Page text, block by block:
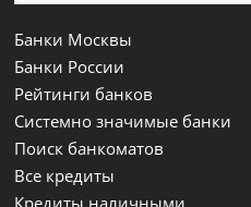
Банки Москвы
Банки России
Рейтинги банков
Системно значимые банки
Поиск банкоматов
Все кредиты
Кредиты наличными